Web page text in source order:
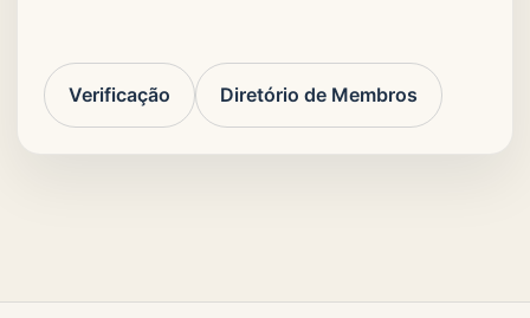
Verificação Diretório de Membros